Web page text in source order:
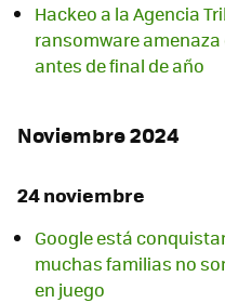
Hackeo a la Agencia
ransomware
antes de final de año
Noviembre 2024
24 noviembre
Google está
muchas familias no
en juego